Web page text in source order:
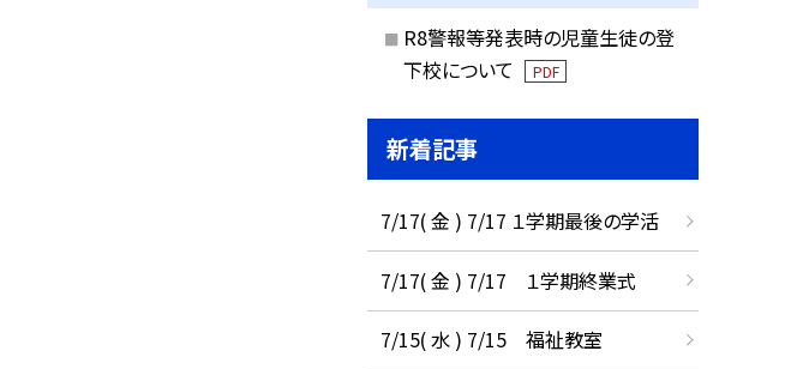
R8警報等発表時の児童生徒の登
下校について
PDF
新着記事
7/17( 金 ) 7/17 １学期最後の学活
7/17( 金 ) 7/17 １学期終業式
7/15( 水 ) 7/15 福祉教室